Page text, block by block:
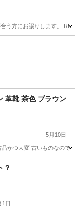
う方にお譲りします。 RL-
革靴 茶色 ブラウン
5月10日
かつ大変 古いものなので
？
1日